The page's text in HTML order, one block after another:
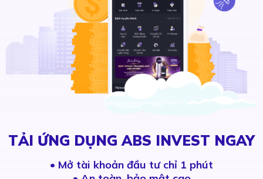
TẢI ỨNG DỤNG ABS INVEST NGAY
• Mở tài khoản đầu tư chỉ 1 phút